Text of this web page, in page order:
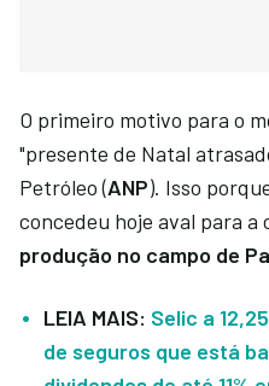
O primeiro motivo para o
"presente de Natal
Petróleo (ANP). Isso
concedeu hoje aval para a
produção no campo de
LEIA MAIS: Selic a
de seguros que está